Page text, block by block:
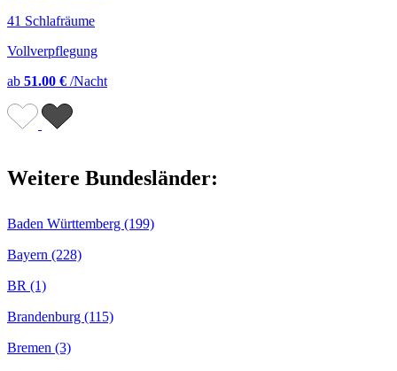
41 Schlafräume
Vollverpflegung
ab 51.00 € /Nacht
Weitere Bundesländer:
Baden Württemberg (199)
Bayern (228)
BR (1)
Brandenburg (115)
Bremen (3)